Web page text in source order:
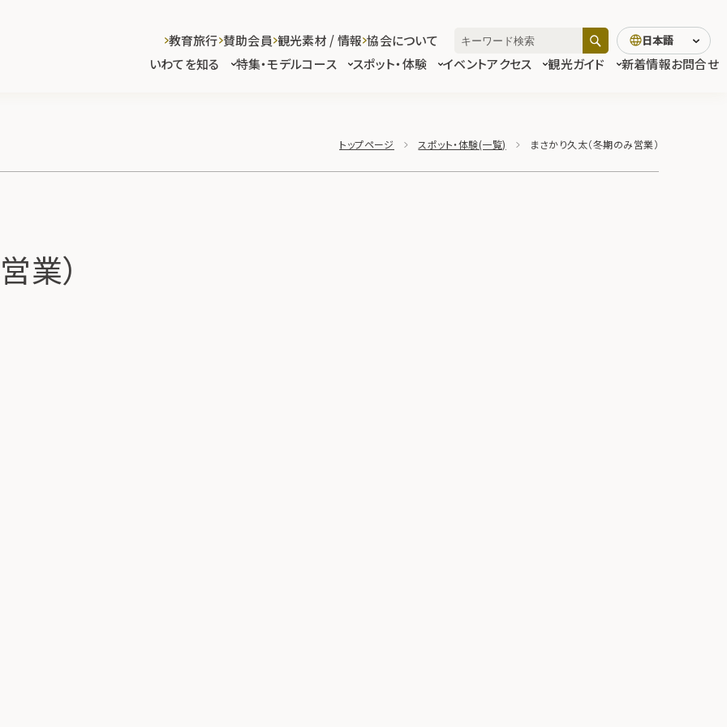
いわてを知る 特集・モデルコース スポット・体験 イベントアクセス 観光ガイド 新着情報お問合せ
教育旅行 賛助会員 観光素材 / 情報 協会について 日本語
トップページ スポット・体験(一覧) まさかり久太（冬期のみ営業）
業）